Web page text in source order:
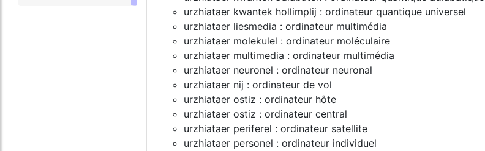
urzhiataer kwantek hollimplij : ordinateur quantique universel
urzhiataer liesmedia : ordinateur multimédia
urzhiataer molekulel : ordinateur moléculaire
urzhiataer multimedia : ordinateur multimédia
urzhiataer neuronel : ordinateur neuronal
urzhiataer nij : ordinateur de vol
urzhiataer ostiz : ordinateur hôte
urzhiataer ostiz : ordinateur central
urzhiataer periferel : ordinateur satellite
urzhiataer personel : ordinateur individuel